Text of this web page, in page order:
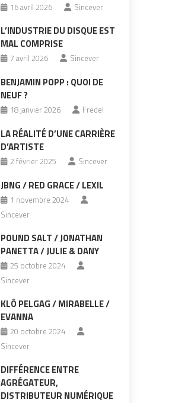
16 avril 2026 Sincever
L’INDUSTRIE DU DISQUE EST
MAL COMPRISE
7 avril 2026 Sincever
BENJAMIN POPP : QUOI DE
NEUF ?
18 janvier 2026 Fredel
LA RÉALITÉ D’UNE CARRIÈRE
D’ARTISTE
2 février 2025 Sincever
JBNG / RED GRACE / LEXIL
1 novembre 2024
Sincever
POUND SALT / JONATHAN
PANETTA / JULIE & DANY
25 octobre 2024
Sincever
KLÔ PELGAG / MIRABELLE /
EVANNA
20 octobre 2024
Sincever
DIFFÉRENCE ENTRE
AGRÉGATEUR,
DISTRIBUTEUR NUMÉRIQUE